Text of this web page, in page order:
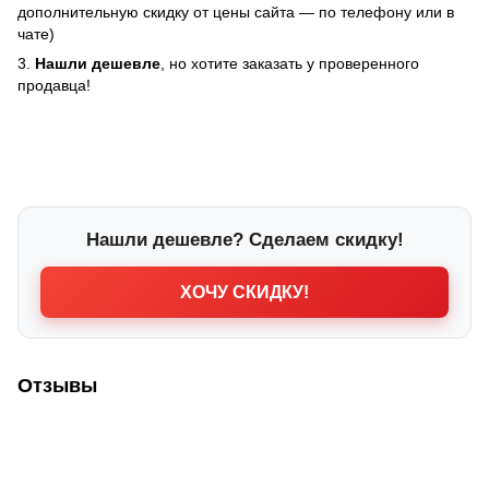
дополнительную скидку от цены сайта — по телефону или в
чате)
3. Нашли дешевле , но хотите заказать у проверенного
продавца!
Нашли дешевле? Сделаем скидку!
ХОЧУ СКИДКУ!
Отзывы